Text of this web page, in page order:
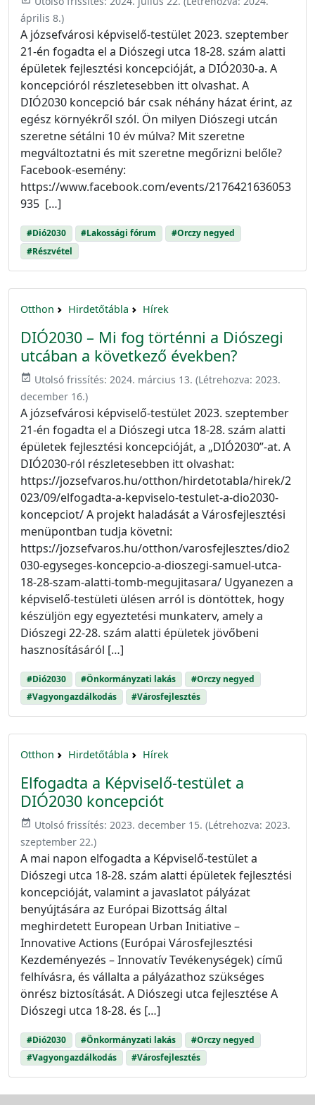
április 8.)
A józsefvárosi képviselő-testület 2023. szeptember
21-én fogadta el a Diószegi utca 18-28. szám alatti
épületek fejlesztési koncepcióját, a DIÓ2030-a. A
koncepcióról részletesebben itt olvashat. A
DIÓ2030 koncepció bár csak néhány házat érint, az
egész környékről szól. Ön milyen Diószegi utcán
szeretne sétálni 10 év múlva? Mit szeretne
megváltoztatni és mit szeretne megőrizni belőle?
Facebook-esemény:
https://www.facebook.com/events/2176421636053
935 […]
#Dió2030 #Lakossági fórum
#Orczy negyed
#Részvétel
Otthon Hirdetőtábla Hírek
DIÓ2030 – Mi fog történni a Diószegi
utcában a következő években?
event_available Utolsó frissítés: 2024. március 13. (Létrehozva: 2023.
december 16.)
A józsefvárosi képviselő-testület 2023. szeptember
21-én fogadta el a Diószegi utca 18-28. szám alatti
épületek fejlesztési koncepcióját, a „DIÓ2030”-at. A
DIÓ2030-ról részletesebben itt olvashat:
https://jozsefvaros.hu/otthon/hirdetotabla/hirek/2
023/09/elfogadta-a-kepviselo-testulet-a-dio2030-
koncepciot/ A projekt haladását a Városfejlesztési
menüpontban tudja követni:
https://jozsefvaros.hu/otthon/varosfejlesztes/dio2
030-egyseges-koncepcio-a-dioszegi-samuel-utca-
18-28-szam-alatti-tomb-megujitasara/ Ugyanezen a
képviselő-testületi ülésen arról is döntöttek, hogy
készüljön egy egyeztetési munkaterv, amely a
Diószegi 22-28. szám alatti épületek jövőbeni
hasznosításáról […]
#Dió2030 #Önkormányzati lakás
#Orczy negyed
#Vagyongazdálkodás
#Városfejlesztés
Otthon Hirdetőtábla Hírek
Elfogadta a Képviselő-testület a
DIÓ2030 koncepciót
event_available Utolsó frissítés: 2023. december 15. (Létrehozva: 2023.
szeptember 22.)
A mai napon elfogadta a Képviselő-testület a
Diószegi utca 18-28. szám alatti épületek fejlesztési
koncepcióját, valamint a javaslatot pályázat
benyújtására az Európai Bizottság által
meghirdetett European Urban Initiative –
Innovative Actions (Európai Városfejlesztési
Kezdeményezés – Innovatív Tevékenységek) című
felhívásra, és vállalta a pályázathoz szükséges
önrész biztosítását. A Diószegi utca fejlesztése A
Diószegi utca 18-28. és […]
#Dió2030 #Önkormányzati lakás
#Orczy negyed
#Vagyongazdálkodás
#Városfejlesztés